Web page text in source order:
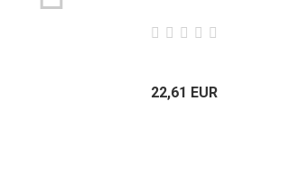
22,61 EUR